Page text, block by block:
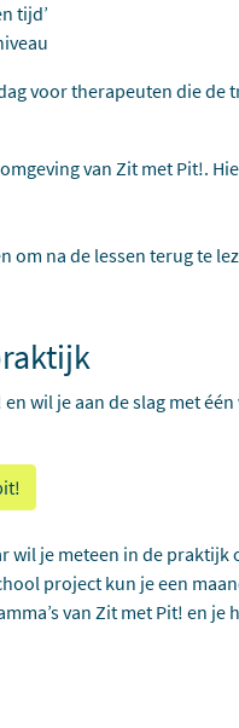
tijd’
voor therapeuten die de
van Zit met Pit!.
om na de lessen terug te
wil je aan de slag met
wil je meteen in de
project kun je een
van Zit met Pit! en je